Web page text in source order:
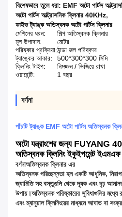
বিশেষভাবে তুলে ধরা: EMF অটো পার্টস
অটো পার্টস আল্ট্রাসনিক ক্লিনার 40KHz,
ফাইভ ট্যাঙ্ক অতিস্বনক অটো পার্টস ক্লিনার
মেশিনের ধরন:
শিল্প অতিস্বনক ক্লিনার
মূল উপাদান:
মোটর
পরিষ্কার প্রক্রিয়া:ঠান্ডা জল পরিষ্কার
ট্যাঙ্কের আকার:
500*300*300 মিমি
ক্লিনিং টাইপ:
নিমজ্জন / ভিজিয়ে রাখা
ওয়ারেন্টি:
1 বছর
বর্ণনা
পাঁচটি ট্যাঙ্ক EMF অটো পার্টস অতিস্বনক
অটো যন্ত্রাংশের জন্য FUYANG
অতিস্বনক ক্লিনিং ইকুইপমেন্ট ইএমএফ
বর্ণনাঅতিস্বনক ক্লিনার এর
অতিস্বনক পরিচ্ছন্নতা হল একটি আধুনিক,
জ্যামিতি সহ বস্তুগুলি থেকে দূষক এবং দৃঢ়
উপায়।অতিস্বনক পরিষ্কারের সুবিধাগুলির মধ্যে
এবং ম্যানুয়াল ক্লিনিংয়ের মাধ্যমে আঘাত বা